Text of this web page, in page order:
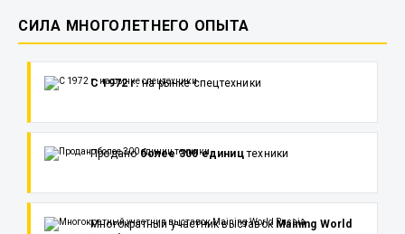
СИЛА МНОГОЛЕТНЕГО ОПЫТА
С 1972 г.на рынке спецтехники
Проданоболее 300 едиництехники
Многократный участник выставок Maining World